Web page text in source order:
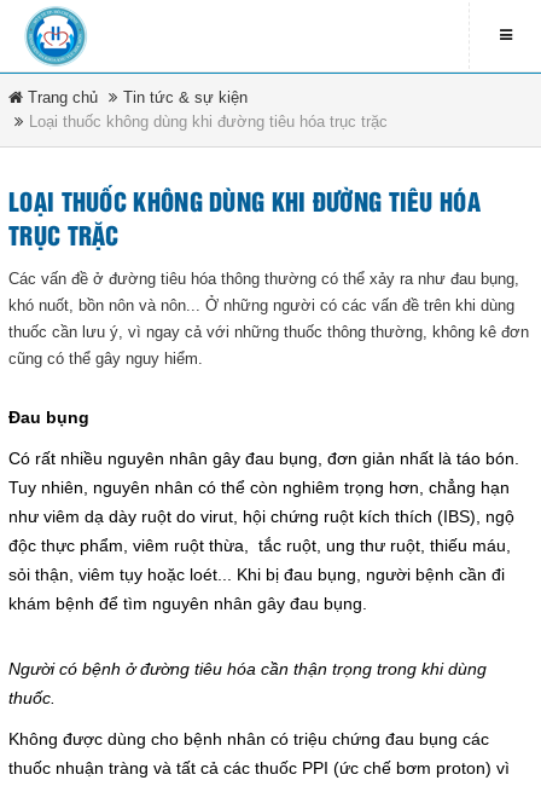
Trang chủ
Tin tức & sự kiện
Loại thuốc không dùng khi đường tiêu hóa trục trặc
LOẠI THUỐC KHÔNG DÙNG KHI ĐƯỜNG TIÊU HÓA
TRỤC TRẶC
Các vấn đề ở đường tiêu hóa thông thường có thể xảy ra như đau bụng,
khó nuốt, bồn nôn và nôn... Ở những người có các vấn đề trên khi dùng
thuốc cần lưu ý, vì ngay cả với những thuốc thông thường, không kê đơn
cũng có thể gây nguy hiểm.
Ðau bụng
Có rất nhiều nguyên nhân gây đau bụng, đơn giản nhất là táo bón.
Tuy nhiên, nguyên nhân có thể còn nghiêm trọng hơn, chẳng hạn
như viêm dạ dày ruột do virut, hội chứng ruột kích thích (IBS), ngộ
độc thực phẩm, viêm ruột thừa, tắc ruột, ung thư ruột, thiếu máu,
sỏi thận, viêm tụy hoặc loét... Khi bị đau bụng, người bệnh cần đi
khám bệnh để tìm nguyên nhân gây đau bụng.
Người có bệnh ở đường tiêu hóa cần thận trọng trong khi dùng
thuốc.
Không được dùng cho bệnh nhân có triệu chứng đau bụng các
thuốc nhuận tràng và tất cả các thuốc PPI (ức chế bơm proton) vì
Trang chủ
Tin tức & sự kiện
Tổ chức bệnh viện
Hoạt động chuyên môn
Thông báo từ bệnh viện
Thông tin dược phẩm
Công tác xã hội
contact_address
TP.HCM
(08) 3891 4208
ĐĂNG KÍ NHẬN EMAIL
ĐĂNG KÝ